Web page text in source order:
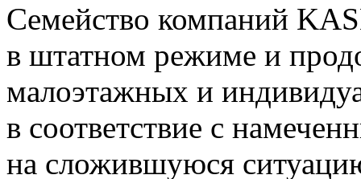
Семейство компаний
в штатном режиме и
малоэтажных и
в соответствие с
на сложившуюся